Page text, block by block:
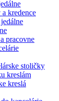
kredence
pracovne
stoličky
kreslám
kreslá